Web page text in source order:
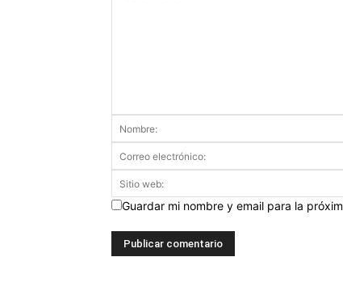
Guardar mi nombre y email para la